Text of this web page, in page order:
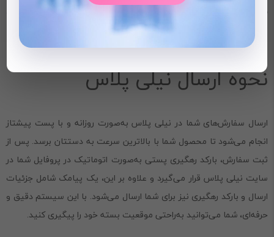
ست کردن لباس‌ها
: شلوار بگ جین کاغذی به‌راحتی با انواع تیشرت‌ها،
تاپ‌ها و کفش‌های اسپرت قابل ست شدن است.
نحوه ارسال نیلی پلاس
ارسال سفارش‌های شما در نیلی پلاس به‌صورت روزانه و با پست پیشتاز
انجام می‌شود تا محصول شما با بالاترین سرعت به دستتان برسد. پس از
ثبت سفارش، بارکد رهگیری پستی به‌صورت اتوماتیک در پروفایل شما در
سایت نیلی پلاس قرار می‌گیرد و علاوه بر این، یک پیامک شامل جزئیات
ارسال و بارکد رهگیری نیز برای شما ارسال می‌شود. با این سیستم دقیق و
حرفه‌ای، شما می‌توانید به‌راحتی موقعیت بسته خود را پیگیری کنید.